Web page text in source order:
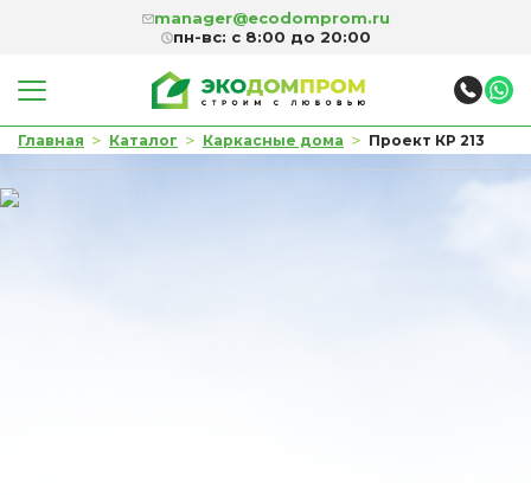
manager@ecodomprom.ru
пн-вс: с 8:00 до 20:00
Главная > Каталог > Каркасные дома > Проект КР 213